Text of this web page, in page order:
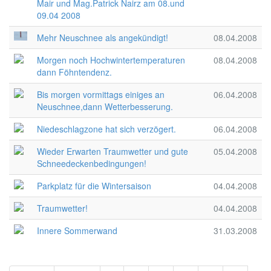
Mair und Mag.Patrick Nairz am 08.und
09.04 2008
Mehr Neuschnee als angekündigt!
08.04.2008
Morgen noch Hochwintertemperaturen
dann Föhntendenz.
08.04.2008
Bis morgen vormittags einiges an
Neuschnee,dann Wetterbesserung.
06.04.2008
Niedeschlagzone hat sich verzögert.
06.04.2008
Wieder Erwarten Traumwetter und gute
Schneedeckenbedingungen!
05.04.2008
Parkplatz für die Wintersaison
04.04.2008
Traumwetter!
04.04.2008
Innere Sommerwand
31.03.2008